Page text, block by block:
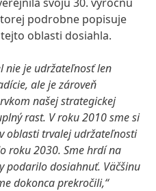
podrobne popisuje
oblasti dosiahla.
nie je udržateľnosť len
ale je zároveň
našej strategickej
rast. V roku 2010 sme si
oblasti trvalej udržateľnosti
roku 2030. Sme hrdí na
podarilo dosiahnuť. Väčšinu
dokonca prekročili,“